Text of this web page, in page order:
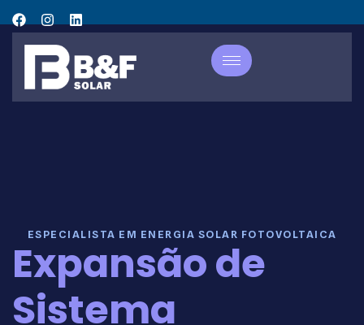
ESPECIALISTA EM ENERGIA SOLAR FOTOVOLTAICA
Expansão de
Sistema